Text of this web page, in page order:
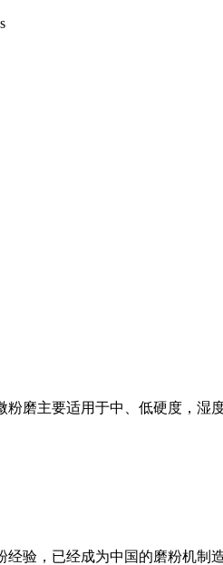
磨主要适用于中、低硬度，
验，已经成为中国的磨粉机